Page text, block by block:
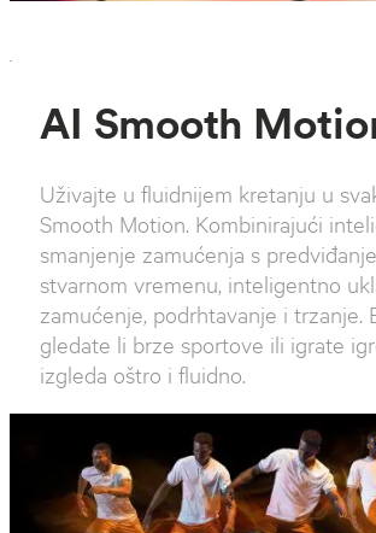
`
AI Smooth
Uživajte u fluidnijem kretanju u
Smooth Motion. Kombinirajući
smanjenje zamućenja s
stvarnom vremenu, inteligentno
zamućenje, podrhtavanje i trzanje.
gledate li brze sportove ili igrate
izgleda oštro i fluidno.